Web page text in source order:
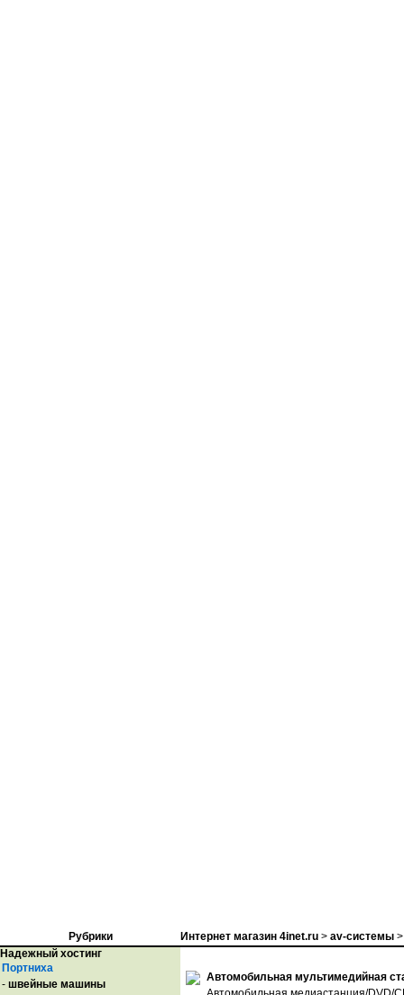
Рубрики
Надежный хостинг
Портниха
- швейные машины
Интернет магазин 4inet.ru > av-системы >
Автомобильная мультимедийная